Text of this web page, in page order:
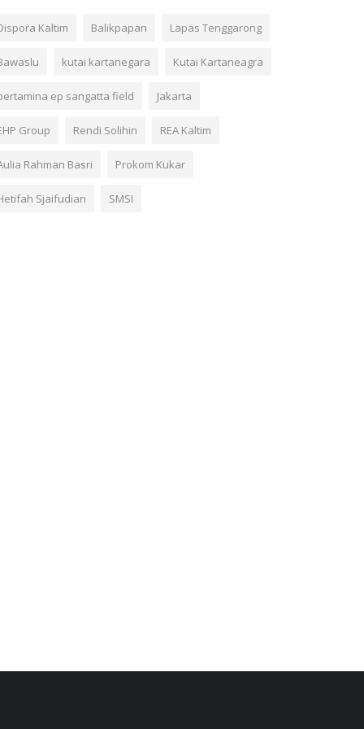
Kaltim Balikpapan Lapas Tenggarong
kutai kartanegara Kutai Kartaneagra
ep sangatta field Jakarta
Group Rendi Solihin REA Kaltim
Rahman Basri Prokom Kukar
Sjaifudian SMSI